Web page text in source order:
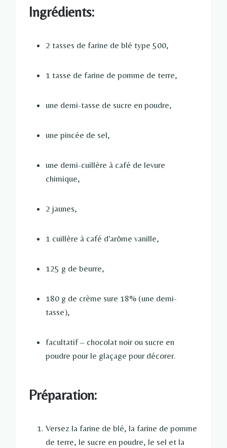
Ingrédients:
2 tasses de farine de blé type 500,
1 tasse de farine de pomme de terre,
une demi-tasse de sucre en poudre,
une pincée de sel,
une demi-cuillère à café de levure
chimique,
2 jaunes,
1 cuillère à café d'arôme vanille,
125 g de beurre,
180 g de crème sure 18% (une demi-
tasse),
facultatif – chocolat noir ou sucre en
poudre pour le glaçage pour décorer.
Préparation:
Versez la farine de blé, la farine de pomme
de terre, le sucre en poudre, le sel et la